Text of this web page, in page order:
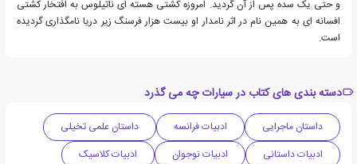
و حتی یک سده پس از آن گردید. امروزه کشتی هسته ای ناتیلوس به افتخار کشتی
افسانه ای به همین نام در اثر نامدار او بیست هزار فرسنگ زیر دریا نامگذاری گردیده
است.
دسته بندی های کتاب در سیارات چه می گذرد
داستان ماجرایی ادبیات فرانسه
داستان علمی تخیلی
ادبیات داستانی
ادبیات نوجوان
ادبیات کلاسیک